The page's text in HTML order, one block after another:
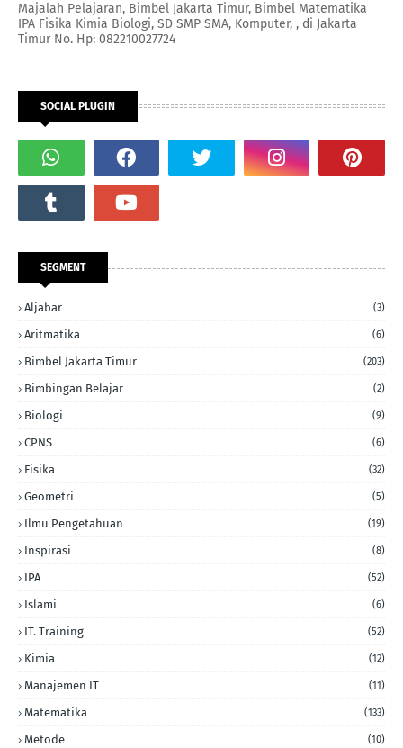
Majalah Pelajaran, Bimbel Jakarta Timur, Bimbel Matematika
IPA Fisika Kimia Biologi, SD SMP SMA, Komputer, , di Jakarta
Timur No. Hp: 082210027724
SOCIAL PLUGIN
SEGMENT
Aljabar (3)
Aritmatika (6)
Bimbel Jakarta Timur (203)
Bimbingan Belajar (2)
Biologi (9)
CPNS (6)
Fisika (32)
Geometri (5)
Ilmu Pengetahuan (19)
Inspirasi (8)
IPA (52)
Islami (6)
IT. Training (52)
Kimia (12)
Manajemen IT (11)
Matematika (133)
Metode (10)